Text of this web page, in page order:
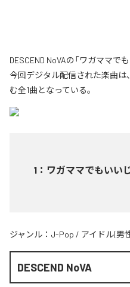
DESCEND NoVAの「ワガママで
今回デジタル配信された楽曲は
む全1曲となっている。
1 ： ワガママでもいい
ジャンル： J-Pop / アイドル(男
DESCEND NoVA